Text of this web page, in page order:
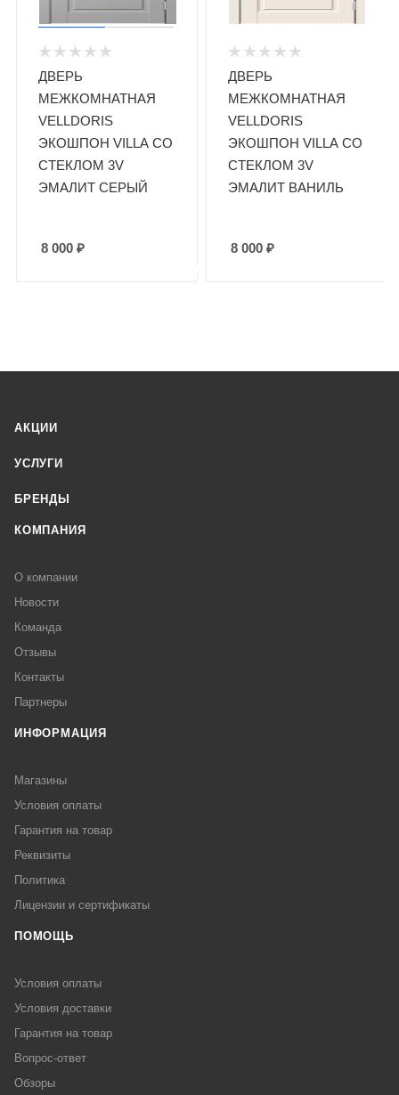
ДВЕРЬ
МЕЖКОМНАТНАЯ
VELLDORIS
ЭКОШПОН VILLA СО
СТЕКЛОМ 3V
ЭМАЛИТ СЕРЫЙ
8 000 ₽
ДВЕРЬ
МЕЖКОМНАТНАЯ
VELLDORIS
ЭКОШПОН VILLA СО
СТЕКЛОМ 3V
ЭМАЛИТ ВАНИЛЬ
8 000 ₽
АКЦИИ
УСЛУГИ
БРЕНДЫ
КОМПАНИЯ
О компании
Новости
Команда
Отзывы
Контакты
Партнеры
ИНФОРМАЦИЯ
Магазины
Условия оплаты
Гарантия на товар
Реквизиты
Политика
Лицензии и сертификаты
ПОМОЩЬ
Условия оплаты
Условия доставки
Гарантия на товар
Вопрос-ответ
Обзоры